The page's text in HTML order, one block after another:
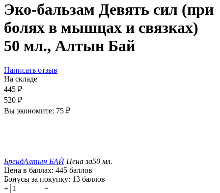
Эко-бальзам Девять сил (при
болях в мышцах и связках)
50 мл., Алтын Бай
Написать отзыв
На складе
445 ₽
520 ₽
Вы экономите: 75 ₽
БрендАлтын БАЙ Цена за50 мл.
Цена в баллах: 445 баллов
Бонусы за покупку: 13 баллов
+
−